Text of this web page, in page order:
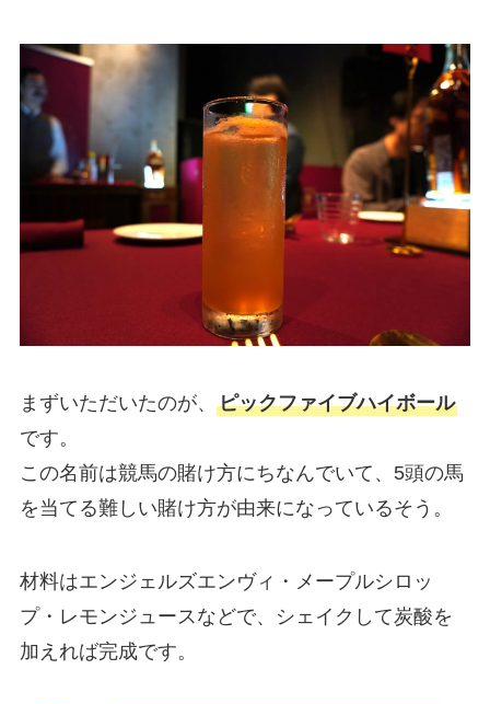
まずいただいたのが、 ピックファイブハイボール
です。
この名前は競馬の賭け方にちなんでいて、5頭の馬
を当てる難しい賭け方が由来になっているそう。
材料はエンジェルズエンヴィ・メープルシロッ
プ・レモンジュースなどで、シェイクして炭酸を
加えれば完成です。